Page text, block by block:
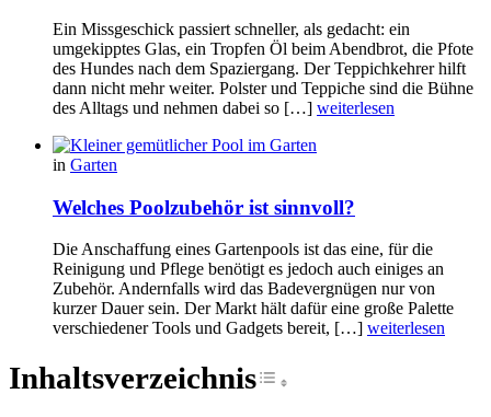
Ein Missgeschick passiert schneller, als gedacht: ein
umgekipptes Glas, ein Tropfen Öl beim Abendbrot, die Pfote
des Hundes nach dem Spaziergang. Der Teppichkehrer hilft
dann nicht mehr weiter. Polster und Teppiche sind die Bühne
des Alltags und nehmen dabei so […] weiterlesen
in Garten
Welches Poolzubehör ist sinnvoll?
Die Anschaffung eines Gartenpools ist das eine, für die
Reinigung und Pflege benötigt es jedoch auch einiges an
Zubehör. Andernfalls wird das Badevergnügen nur von
kurzer Dauer sein. Der Markt hält dafür eine große Palette
verschiedener Tools und Gadgets bereit, […] weiterlesen
InhaltsverzeichnisToggle Table of